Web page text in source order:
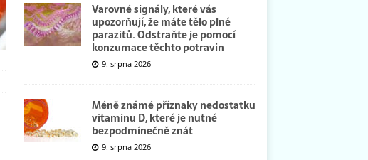
Varovné signály, které vás
upozorňují, že máte tělo plné
parazitů. Odstraňte je pomocí
konzumace těchto potravin
9. srpna 2026
Méně známé příznaky nedostatku
vitaminu D, které je nutné
bezpodmínečně znát
9. srpna 2026